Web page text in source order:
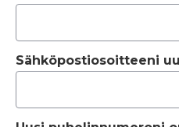
Sähköpostiosoitteeni